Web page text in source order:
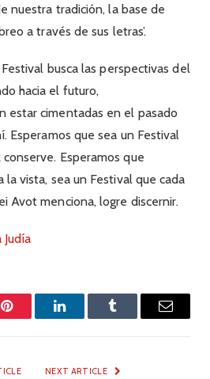
nuestra tradición, la base de
a través de sus letras’.
busca las perspectivas del
hacia el futuro,
estar cimentadas en el pasado
Esperamos que sea un Festival
Esperamos que
la vista, sea un Festival que cada
Avot menciona, logre discernir.
Pinterest LinkedInTumblr Email
NEXT ARTICLE